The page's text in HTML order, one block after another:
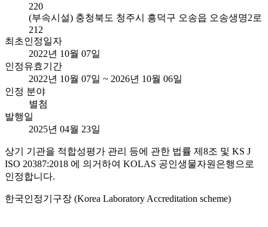
220
(부속시설) 충청북도 청주시 흥덕구 오송읍 오송생명2로
212
최초인정일자
2022년 10월 07일
인정유효기간
2022년 10월 07일 ~ 2026년 10월 06일
인정 분야
별첨
발행일
2025년 04월 23일
상기 기관을 적합성평가 관리 등에 관한 법률 제8조 및 KS J
ISO 20387:2018 에 의거하여 KOLAS 공인생물자원은행으로
인정합니다.
한국인정기구장 (Korea Laboratory Accreditation scheme)